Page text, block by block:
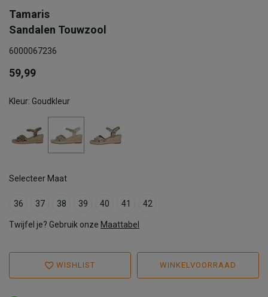
Tamaris
Sandalen Touwzool
6000067236
59,99
Kleur: Goudkleur
Selecteer Maat
36 37 38 39 40 41 42
Twijfel je? Gebruik onze Maattabel
WISHLIST WINKELVOORRAAD